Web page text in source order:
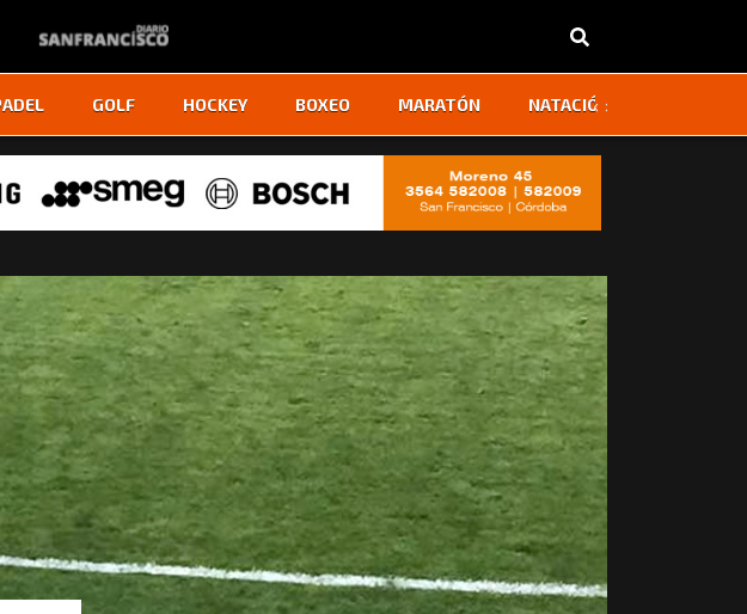
GOLF HOCKEY BOXEO MARATÓN NATACIÓN
‹ ›